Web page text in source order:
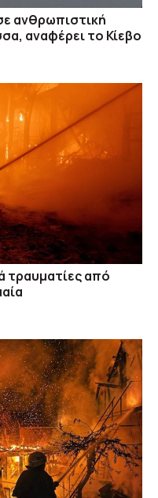
ανθρωπιστική
αναφέρει το Κίεβο
τραυματίες από